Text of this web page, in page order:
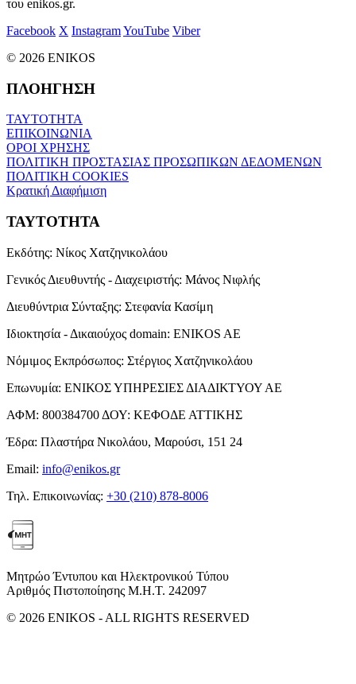
του enikos.gr.
Facebook X InstagramYouTube Viber
© 2026 ENIKOS
ΠΛΟΗΓΗΣΗ
ΤΑΥΤΟΤΗΤΑ
ΕΠΙΚΟΙΝΩΝΙΑ
ΟΡΟΙ ΧΡΗΣΗΣ
ΠΟΛΙΤΙΚΗ ΠΡΟΣΤΑΣΙΑΣ ΠΡΟΣΩΠΙΚΩΝ ΔΕΔΟΜΕΝΩΝ
ΠΟΛΙΤΙΚΗ COOKIES
Κρατική Διαφήμιση
ΤΑΥΤΟΤΗΤΑ
Εκδότης: Νίκος Χατζηνικολάου
Γενικός Διευθυντής - Διαχειριστής: Μάνος Νιφλής
Διευθύντρια Σύνταξης: Στεφανία Κασίμη
Ιδιοκτησία - Δικαιούχος domain: ENIKOS AE
Νόμιμος Εκπρόσωπος: Στέργιος Χατζηνικολάου
Επωνυμία: ΕΝΙΚΟΣ ΥΠΗΡΕΣΙΕΣ ΔΙΑΔΙΚΤΥΟΥ ΑΕ
ΑΦΜ: 800384700 ΔΟΥ: ΚΕΦΟΔΕ ΑΤΤΙΚΗΣ
Έδρα: Πλαστήρα Νικολάου, Μαρούσι, 151 24
Email: info@enikos.gr
Τηλ. Επικοινωνίας: +30 (210) 878-8006
Μητρώο Έντυπου και Ηλεκτρονικού Τύπου
Αριθμός Πιστοποίησης Μ.Η.Τ. 242097
© 2026 ENIKOS - ALL RIGHTS RESERVED